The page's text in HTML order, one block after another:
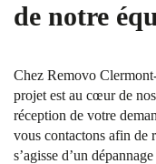
de notre
Chez Removo
projet est au cœur de
réception de votre
vous contactons afin de
s’agisse d’un